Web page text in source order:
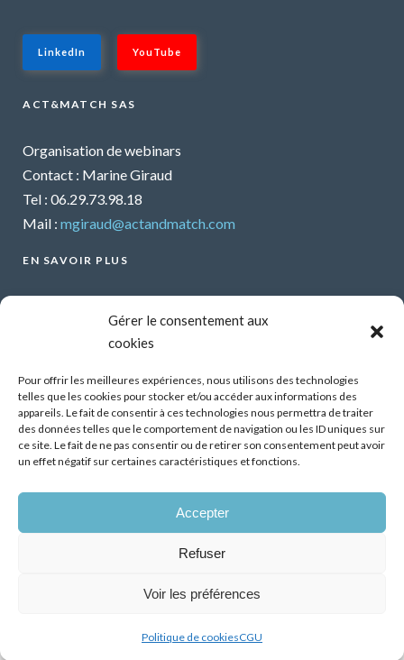
Gérer le consentement aux
cookies
Pour offrir les meilleures expériences, nous utilisons des technologies
telles que les cookies pour stocker et/ou accéder aux informations des
appareils. Le fait de consentir à ces technologies nous permettra de traiter
des données telles que le comportement de navigation ou les ID uniques sur
ce site. Le fait de ne pas consentir ou de retirer son consentement peut avoir
un effet négatif sur certaines caractéristiques et fonctions.
Accepter
Refuser
Voir les préférences
Politique de cookiesCGU
LinkedIn YouTube
ACT&MATCH SAS
Organisation de webinars
Contact : Marine Giraud
Tel : 06.29.73.98.18
Mail : mgiraud@actandmatch.com
EN SAVOIR PLUS
Organiser un webinar
Mentions légales
CGU
Santé mentale et travail : Comment parler de ses
difficultés psychiques ?
Démonstrateur d’éclairage intelligent dans les
07 Juil 2026
TOUS DROITS RÉSERVÉS - ACT&MATCH © 2026